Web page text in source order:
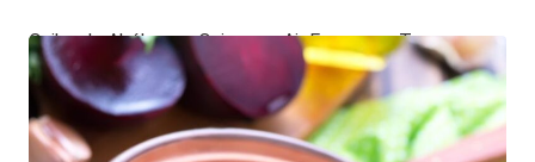
Quibe de Abóbora e Quinoa na Air Fryer com Toque
Especial Apresentamos a vocês o Quibe de Abóbora e
Quinoa na Air Fryer, uma versão moderna e saudável do
famoso quibe, perfeita para quem busca opções